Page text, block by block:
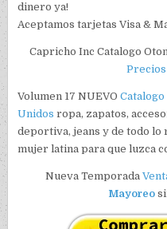
dinero ya!
Aceptamos tarjetas Visa &
Capricho Inc Catalogo
Volumen 17 NUEVOCatalogo
Unidos ropa, zapatos,
deportiva, jeans y de todo lo
mujer latina para que luzca
Nueva Temporada
Mayoreo